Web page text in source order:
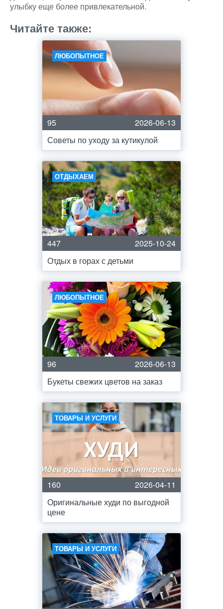
улыбку еще более привлекательной.
Читайте также:
ЛЮБОПЫТНОЕ
95
2026-06-13
Советы по уходу за кутикулой
ОТДЫХАЕМ
447
2025-10-24
Отдых в горах с детьми
ЛЮБОПЫТНОЕ
96
2026-06-13
Букеты свежих цветов на заказ
ТОВАРЫ И УСЛУГИ
160
2026-04-11
Оригинальные худи по выгодной
цене
ТОВАРЫ И УСЛУГИ